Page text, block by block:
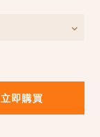
立即購買